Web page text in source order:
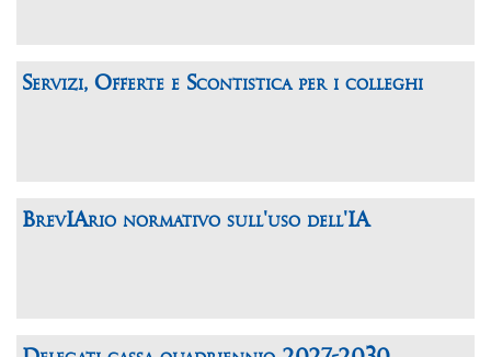
Servizi, Offerte e Scontistica per i colleghi
BrevIArio normativo sull'uso dell'IA